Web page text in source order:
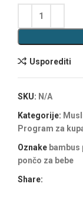
Usporediti
SKU: N/A
Kategorije:
Program za
Oznake bambus
pončo za bebe
Share: